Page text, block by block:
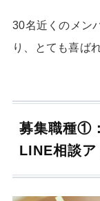
30名近くのメン
り、とても喜ば
募集職種①：
LINE相談ア